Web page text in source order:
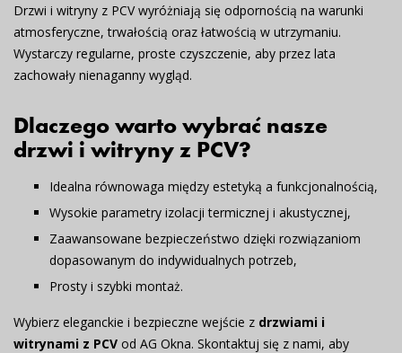
Drzwi i witryny z PCV wyróżniają się odpornością na warunki
atmosferyczne, trwałością oraz łatwością w utrzymaniu.
Wystarczy regularne, proste czyszczenie, aby przez lata
zachowały nienaganny wygląd.
Dlaczego warto wybrać nasze
drzwi i witryny z PCV?
Idealna równowaga między estetyką a funkcjonalnością,
Wysokie parametry izolacji termicznej i akustycznej,
Zaawansowane bezpieczeństwo dzięki rozwiązaniom
dopasowanym do indywidualnych potrzeb,
Prosty i szybki montaż.
Wybierz eleganckie i bezpieczne wejście z drzwiami i
witrynami z PCV od AG Okna. Skontaktuj się z nami, aby